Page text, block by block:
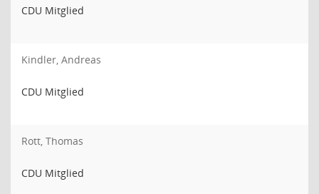
CDU Mitglied
Kindler, Andreas
CDU Mitglied
Rott, Thomas
CDU Mitglied